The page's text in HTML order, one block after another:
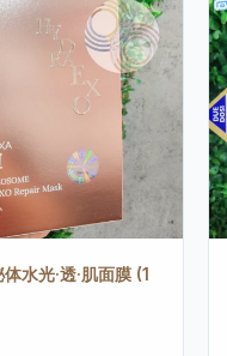
水光·透·肌面膜 (1